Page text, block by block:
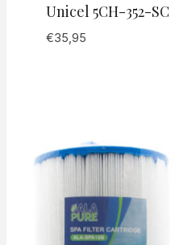
Unicel 5CH-352-SC
€35,95